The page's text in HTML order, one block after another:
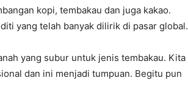
kopi, tembakau dan juga kakao.
yang telah banyak dilirik di pasar global.
yang subur untuk jenis tembakau. Kita
dan ini menjadi tumpuan. Begitu pun